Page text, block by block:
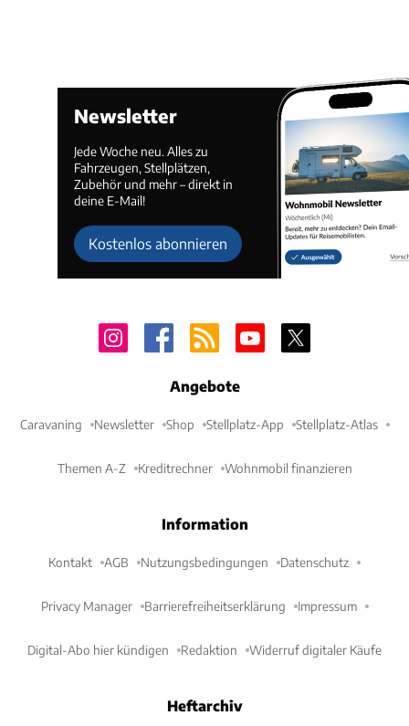
Newsletter
Jede Woche neu. Alles zu
Fahrzeugen, Stellplätzen,
Zubehör und mehr – direkt in
deine E-Mail!
Kostenlos abonnieren
Angebote
Caravaning Newsletter Shop Stellplatz-App Stellplatz-Atlas
Themen A-Z Kreditrechner Wohnmobil finanzieren
Information
Kontakt AGB Nutzungsbedingungen Datenschutz
Privacy Manager Barrierefreiheitserklärung Impressum
Digital-Abo hier kündigen Redaktion Widerruf digitaler Käufe
Heftarchiv